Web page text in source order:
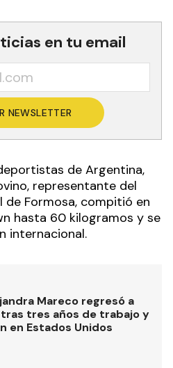
en tu email
NEWSLETTER
de Argentina,
representante del
de Formosa, compitió en
hasta 60 kilogramos y se
internacional.
Mareco regresó a
tres años de trabajo y
en Estados Unidos